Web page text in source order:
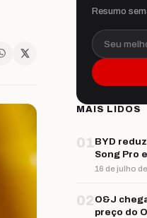
Resumo
Seu
MAIS LIDOS
01BYD
Song Pro
16 de julho
02 O&J
preço do